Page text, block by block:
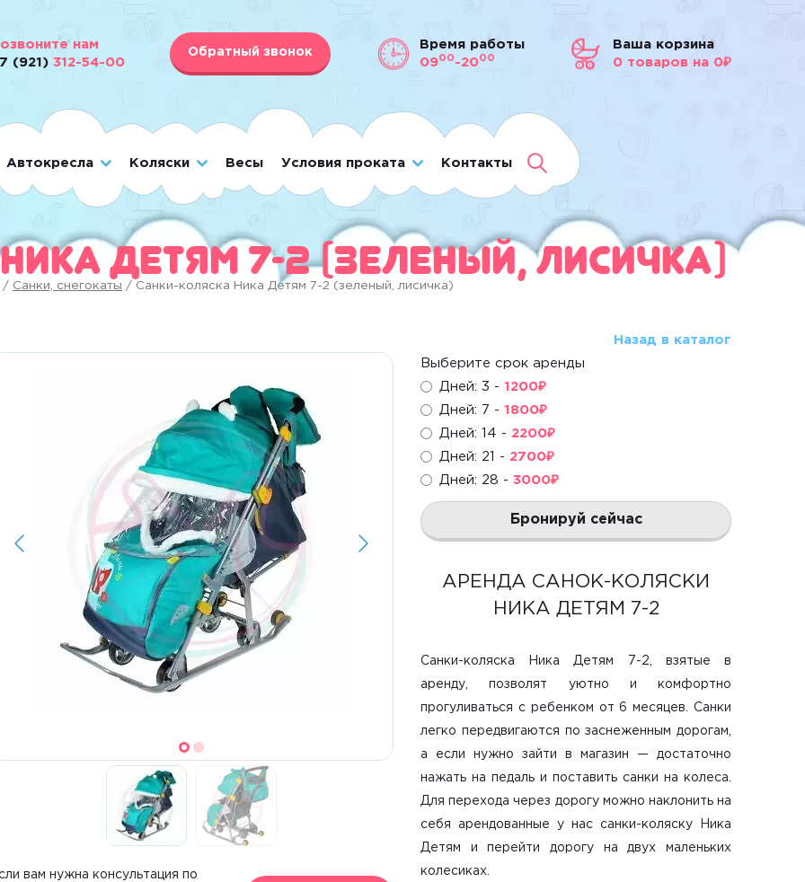
нам
(921)312-54-00
Обратный звонок
Время работы
0900 -2000
Ваша корзина
0 товаров на 0₽
Автокресла Коляски Весы Условия проката Контакты
Детям 7-2 (зеленый, лисичка)
/ Санки, снегокаты / Санки-коляска Ника Детям 7-2 (зеленый, лисичка)
Назад в каталог
вам нужна консультация по
Выберите срок аренды
Дней: 3 - 1200₽
Дней: 7 - 1800₽
Дней: 14 - 2200₽
Дней: 21 - 2700₽
Дней: 28 - 3000₽
Бронируй сейчас
АРЕНДА САНОК-КОЛЯСКИ
НИКА ДЕТЯМ 7-2
Санки-коляска Ника Детям 7-2, взятые в
аренду , позволят уютно и комфортно
прогуливаться с ребенком от 6 месяцев. Санки
легко передвигаются по заснеженным дорогам,
а если нужно зайти в магазин — достаточно
нажать на педаль и поставить санки на колеса.
Для перехода через дорогу можно наклонить на
себя арендованные у нас санки-коляску Ника
Детям и перейти дорогу на двух маленьких
колесиках.